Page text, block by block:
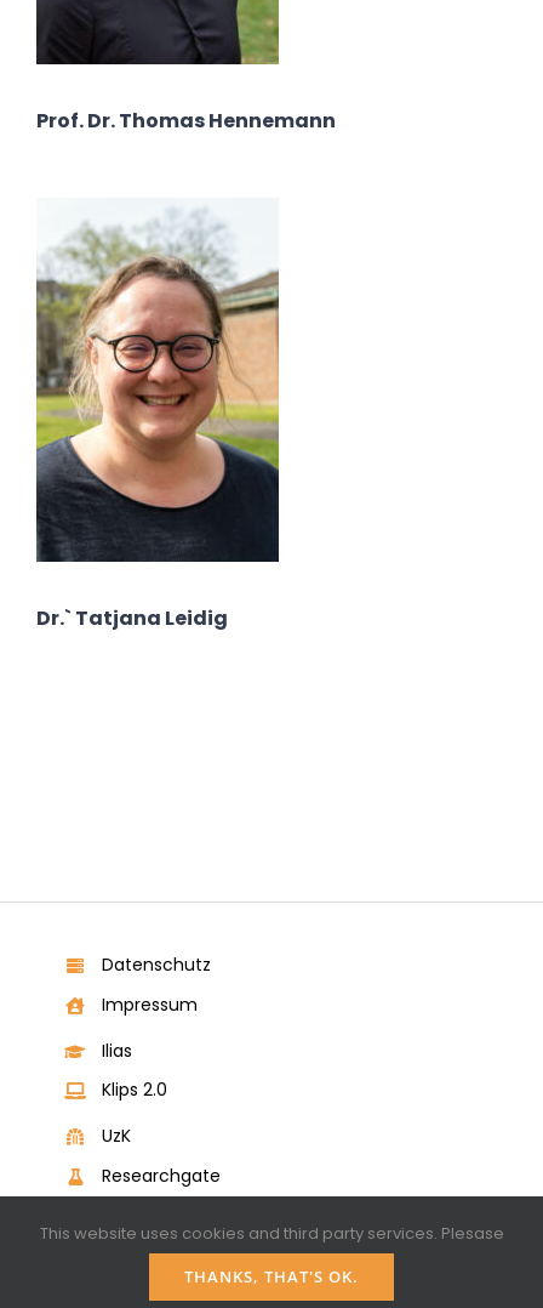
Prof. Dr. Thomas Hennemann
Dr.` Tatjana Leidig
Datenschutz
Impressum
Ilias
Klips 2.0
UzK
Researchgate
Telefon
This website uses cookies and third party services. Plesase
THANKS, THAT'S OK.